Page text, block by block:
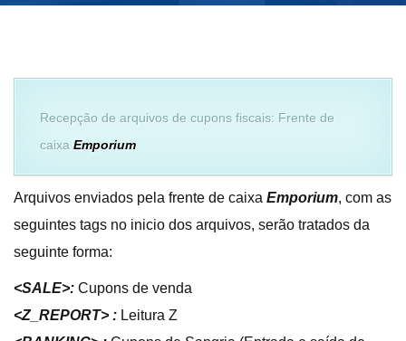
Recepção de arquivos de cupons fiscais: Frente de
caixa Emporium
Arquivos enviados pela frente de caixa Emporium, com as
seguintes tags no inicio dos arquivos, serão tratados da
seguinte forma:
<SALE>: Cupons de venda
<Z_REPORT> : Leitura Z